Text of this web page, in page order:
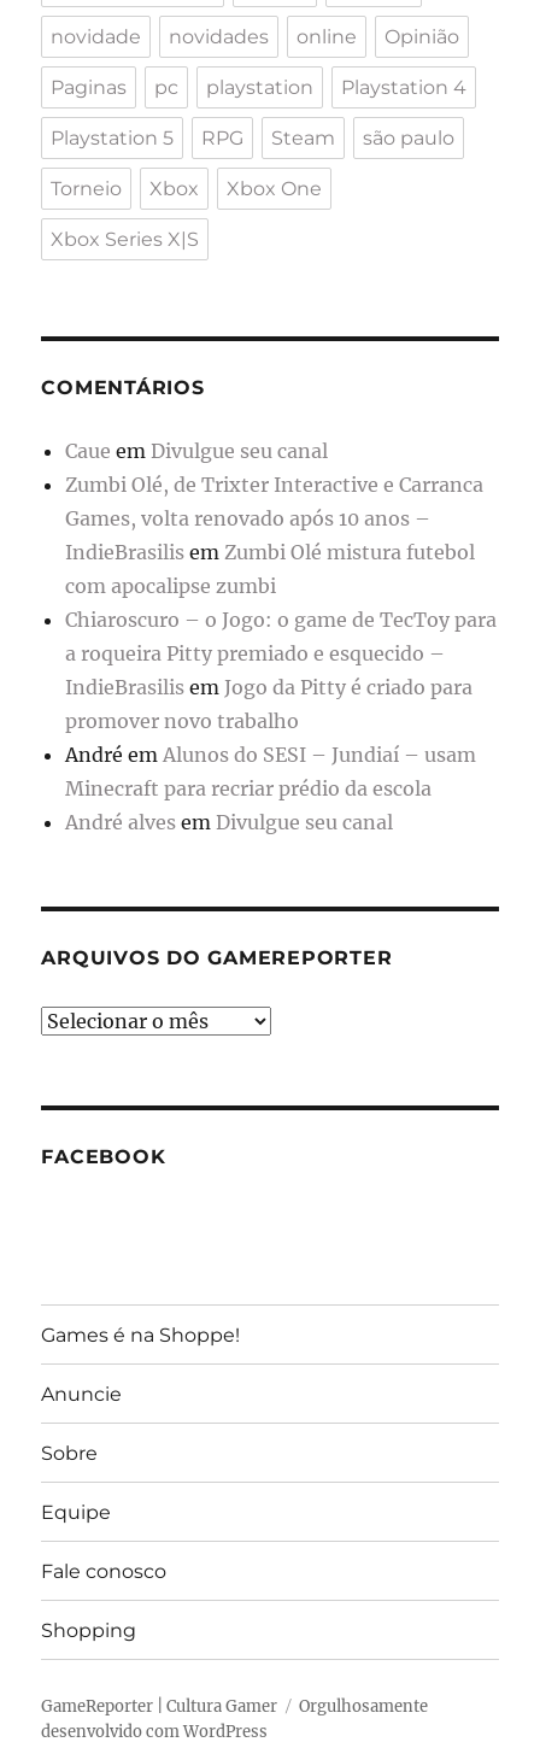
novidade novidades online Opinião
Paginas pc playstation Playstation 4
Playstation 5 RPG Steam são paulo
Torneio Xbox Xbox One
Xbox Series X|S
COMENTÁRIOS
Caue emDivulgue seu canal
Zumbi Olé, de Trixter Interactive e Carranca
Games, volta renovado após 10 anos –
IndieBrasilis emZumbi Olé mistura futebol
com apocalipse zumbi
Chiaroscuro – o Jogo: o game de TecToy para
a roqueira Pitty premiado e esquecido –
IndieBrasilis em Jogo da Pitty é criado para
promover novo trabalho
André emAlunos do SESI – Jundiaí – usam
Minecraft para recriar prédio da escola
André alves emDivulgue seu canal
ARQUIVOS DO GAMEREPORTER
Arquivos
FACEBOOK
Games é na Shoppe!
Anuncie
Sobre
Equipe
Fale conosco
Shopping
GameReporter | Cultura Gamer
Orgulhosamente
desenvolvido com WordPress